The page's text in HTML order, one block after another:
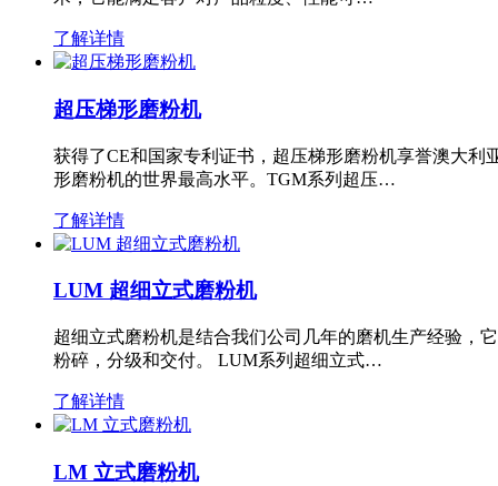
了解详情
超压梯形磨粉机
获得了CE和国家专利证书，超压梯形磨粉机享誉澳大
形磨粉机的世界最高水平。TGM系列超压…
了解详情
LUM 超细立式磨粉机
超细立式磨粉机是结合我们公司几年的磨机生产经验，
粉碎，分级和交付。 LUM系列超细立式…
了解详情
LM 立式磨粉机